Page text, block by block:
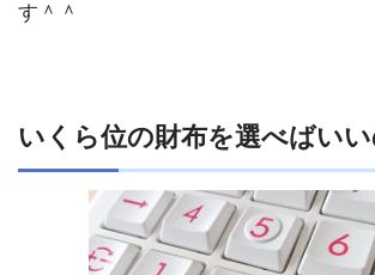
す＾＾
いくら位の財布を選べばい